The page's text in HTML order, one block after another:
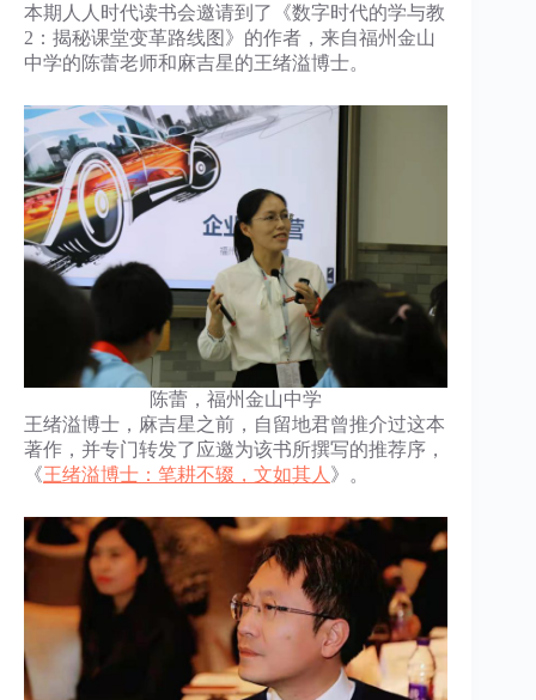
本期人人时代读书会邀请到了《数字时代的学与教
2：揭秘课堂变革路线图》的作者，来自福州金山
中学的陈蕾老师和麻吉星的王绪溢博士。
陈蕾，福州金山中学
王绪溢博士，麻吉星之前，自留地君曾推介过这本
著作，并专门转发了应邀为该书所撰写的推荐序，
《王绪溢博士：笔耕不辍，文如其人 》。